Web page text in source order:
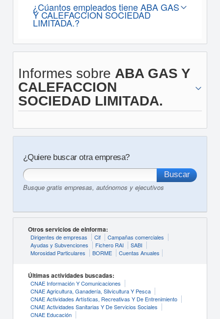
¿Cúantos empleados tiene ABA GAS
Y CALEFACCION SOCIEDAD
LIMITADA.?
Informes sobre ABA GAS Y
CALEFACCION
SOCIEDAD LIMITADA.
¿Quiere buscar otra empresa?
Busque gratis empresas, autónomos y ejecutivos
Otros servicios de eInforma:
Dirigentes de empresas Cif
Campañas comerciales
Ayudas y Subvenciones
Fichero RAI
SABI
Morosidad Particulares
BORME Cuentas Anuales
Últimas actividades buscadas:
CNAE Información Y Comunicaciones
CNAE Agricultura, Ganadería, Silvicultura Y Pesca
CNAE Actividades Artísticas, Recreativas Y De Entrenimiento
CNAE Actividades Sanitarias Y De Servicios Sociales
CNAE Educación